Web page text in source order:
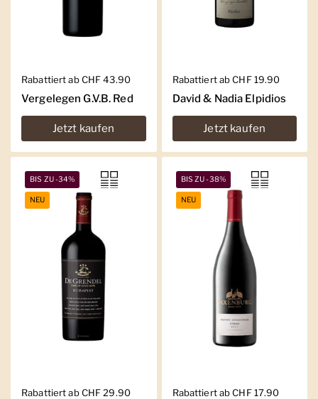
Regulärer Preis
Rabattiert ab CHF 43.90
Vergelegen G.V.B. Red
Jetzt kaufen
Regulärer Preis
Rabattiert ab CHF 19.90
David & Nadia Elpidios
Jetzt kaufen
Regulärer Preis
Rabattiert ab CHF 29.90
BIS ZU -34%
NEU
Regulärer Preis
Rabattiert ab CHF 17.90
BIS ZU -38%
NEU